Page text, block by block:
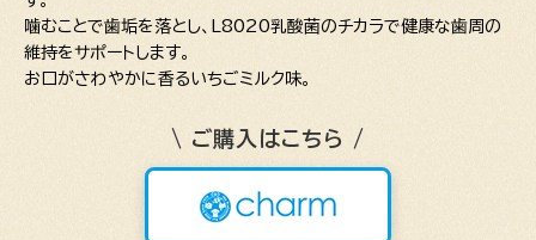
噛むことで歯垢を落とし、L8020乳酸菌のチカラで健康な歯周の
維持をサポートします。
お口がさわやかに香るいちごミルク味。
\ ご購入はこちら /